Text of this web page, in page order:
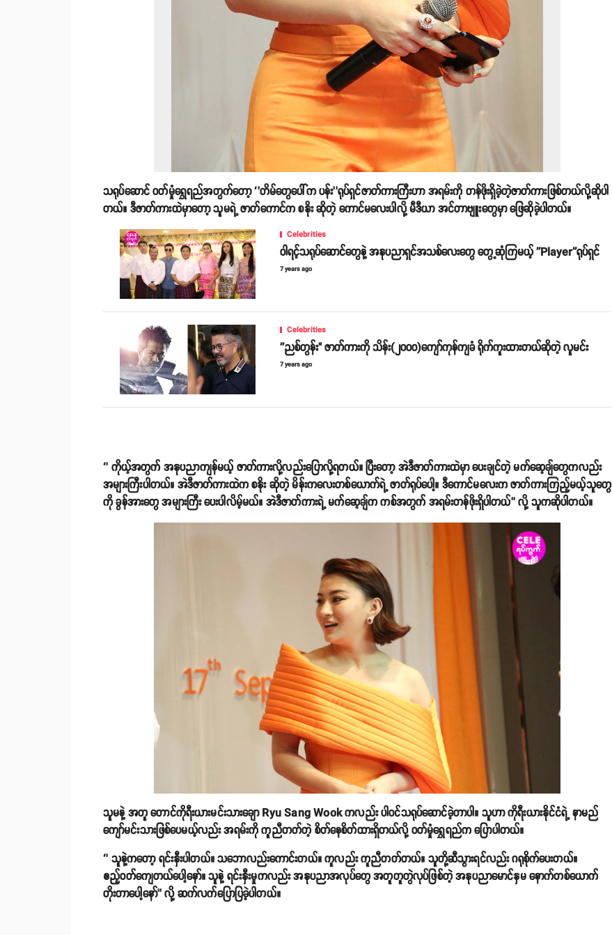
သရုပ်ဆောင် ဝတ်မှုံရွှေရည်အတွက်တော့ ‘’တိမ်တွေပေါ်က ပန်း’’ရုပ်ရှင်ဇာတ်ကားကြီးဟာ အရမ်းကို တန်ဖိုးရှိခဲ့တဲ့ဇာတ်ကားဖြစ်တယ်လို့ဆိုပါ
တယ်။ ဒီဇာတ်ကားထဲမှာတော့ သူမရဲ့ ဇာတ်ကောင်က စနိုး ဆိုတဲ့ ကောင်မလေးပါလို့ မီဒီယာ အင်တာဗျူးတွေမှာ ဖြေဆိုခဲ့ပါတယ်။
Celebrities
ဝါရင့်သရုပ်ဆောင်တွေနဲ့ အနုပညာရှင်အသစ်လေးတွေ တွေ့ဆုံကြမယ့် ''Player''ရုပ်ရှင်
7 years ago
Celebrities
''ညစ်တွန်း" ဇာတ်ကားကို သိန်း(၂၀၀၀)ကျော်ကုန်ကျခံ ရိုက်ကူးထားတယ်ဆိုတဲ့ လူမင်း
7 years ago
‘’ ကိုယ့်အတွက် အနုပညာကျန်မယ့် ဇာတ်ကားလို့လည်းပြောလို့ရတယ်။ ပြီးတော့ အဲဒီဇာတ်ကားထဲမှာ ပေးချင်တဲ့ မက်ဆေ့ချ်တွေကလည်း
အများကြီးပါတယ်။ အဲဒီဇာတ်ကားထဲက စနိုး ဆိုတဲ့ မိန်းကလေးတစ်ယောက်ရဲ့ ဇာတ်ရုပ်ပေါ့။ ဒီကောင်မလေးက ဇာတ်ကားကြည့်မယ့်သူတွေ
ကို ခွန်အားတွေ အများကြီး ပေးပါလိမ့်မယ်။ အဲဒီဇာတ်ကားရဲ့ မက်ဆေ့ချ်က ကစ်အတွက် အရမ်းတန်ဖိုးရှိပါတယ်’’ လို့ သူကဆိုပါတယ်။
သူမနဲ့ အတူ တောင်ကိုရီးယားမင်းသားချော Ryu Sang Wook ကလည်း ပါဝင်သရုပ်ဆောင်ခဲ့တာပါ။ သူဟာ ကိုရီးယားနိုင်ငံရဲ့ နာမည်
ကျော်မင်းသားဖြစ်ပေမယ့်လည်း အရမ်းကို ကူညီတတ်တဲ့ စိတ်နေစိတ်ထားရှိတယ်လို့ ဝတ်မှုံရွှေရည်က ပြောပါတယ်။
‘’ သူနဲ့ကတော့ ရင်းနှီးပါတယ်။ သဘောလည်းကောင်းတယ်။ ကူလည်း ကူညီတတ်တယ်။ သူတို့ဆီသွားရင်လည်း ဂရုစိုက်ပေးတယ်။
ဧည့်ဝတ်ကျေတယ်ပေါ့နော်။ သူနဲ့ ရင်းနှီးမှုကလည်း အနုပညာအလုပ်တွေ အတူတူတွဲလုပ်ဖြစ်တဲ့ အနုပညာမောင်နှမ နောက်တစ်ယောက်
တိုးတာပေါ့နော်’’ လို့ ဆက်လက်ပြောပြခဲ့ပါတယ်။